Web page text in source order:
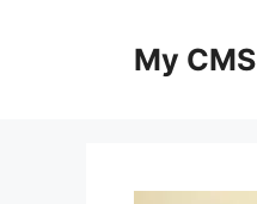
My CMS